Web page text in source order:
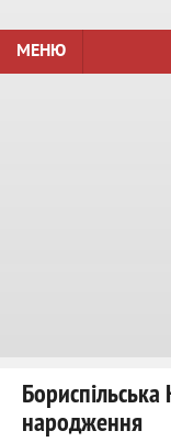
МЕНЮ
народження